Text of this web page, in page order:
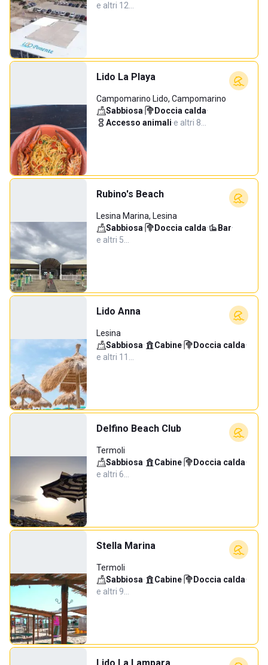
e altri 12…
Lido La Playa
Campomarino Lido, Campomarino
Sabbiosa· Doccia calda·
Accesso animali·e altri 8…
Rubino's Beach
Lesina Marina, Lesina
Sabbiosa· Doccia calda· Bar·
e altri 5…
Lido Anna
Lesina
Sabbiosa· Cabine· Doccia calda·
e altri 11…
Delfino Beach Club
Termoli
Sabbiosa· Cabine· Doccia calda·
e altri 6…
Stella Marina
Termoli
Sabbiosa· Cabine· Doccia calda·
e altri 9…